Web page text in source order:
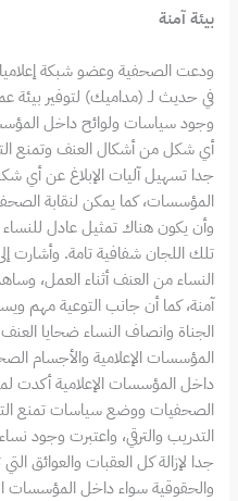
بيئة آمنة
ودعت الصحفية وعضو شبكة
في حديث لـ (مداميك) لتوفير
وجود سياسات ولوائح داخل
أي شكل من أشكال العنف وتمنع
جدا تسهيل آليات الإبلاغ عن أي
المؤسسات، كما يمكن لنقابة
وأن يكون هناك تمثيل عادل
تلك اللجان شفافية تامة. وأشارت
النساء من العنف أثناء العمل،
آمنة، كما أن جانب التوعية مهم
الجناة وانصاف النساء ضحايا
المؤسسات الإعلامية والأجسام
داخل المؤسسات الإعلامية أكدت
الصحفيات ووضع سياسات تمنع
التدريب والترقي، واعتبرت وجود
جدا لإزالة كل العقبات والعوائق
والحقوقية سواء داخل المؤسسات